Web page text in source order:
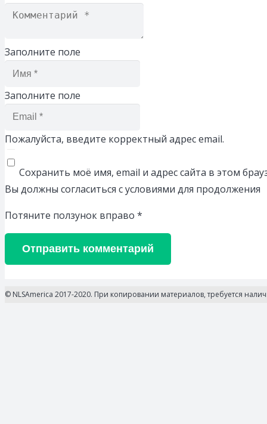
Заполните поле
Заполните поле
Пожалуйста, введите корректный адрес email.
Сохранить моё имя, email и адрес сайта в этом
Вы должны согласиться с условиями для продолжения
Потяните ползунок вправо *
Отправить комментарий
© NLSAmerica 2017-2020. При копировании материалов, требуется